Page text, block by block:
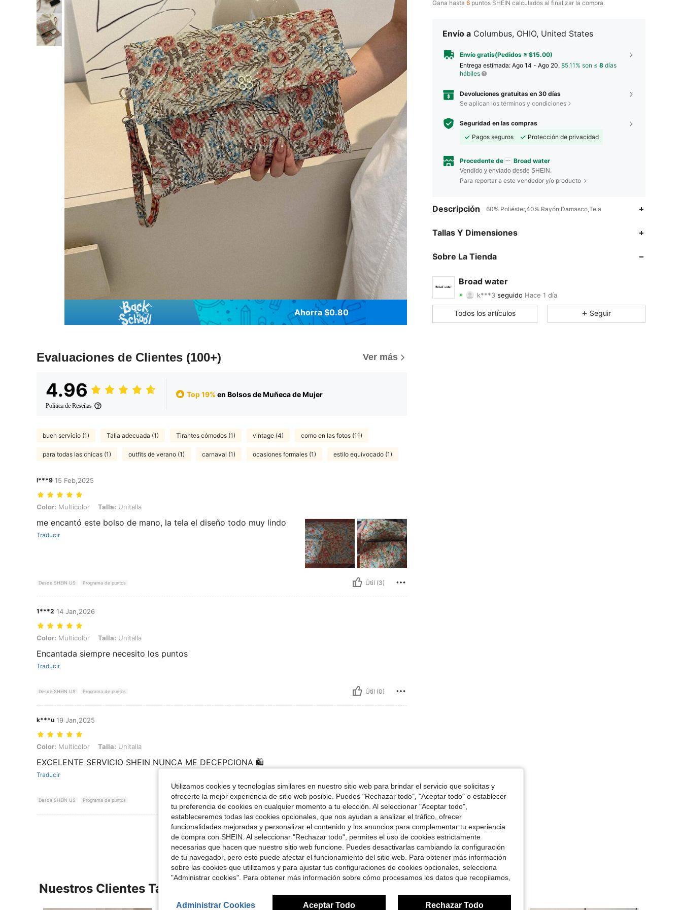
Ahorra $0.80
Evaluaciones de Clientes (100+) Ver más
4.96
Política de Reseñas
Top 19% en Bolsos de Muñeca de Mujer
buen servicio (1) Talla adecuada (1) Tirantes cómodos (1) vintage (4) como en las fotos (11)
para todas las chicas (1) outfits de verano (1) carnaval (1) ocasiones formales (1) estilo equivocado (1)
l***9 15 Feb,2025
Color: Multicolor, Talla: Unitalla
Color: Multicolor Talla: Unitalla
me encantó este bolso de mano, la tela el diseño todo muy lindo
Traducir
Desde SHEIN US Programa de puntos Útil (3)
1***2 14 Jan,2026
Color: Multicolor, Talla: Unitalla
Color: Multicolor Talla: Unitalla
Encantada siempre necesito los puntos
Traducir
Desde SHEIN US Programa de puntos Útil (0)
k***u 19 Jan,2025
Color: Multicolor, Talla: Unitalla
Color: Multicolor Talla: Unitalla
EXCELENTE SERVICIO SHEIN NUNCA ME DECEPCIONA 🛍️
Traducir
Desde SHEIN US Programa de puntos Útil (0)
Ver Más Reseñas
Gana hasta 6 puntos SHEIN calculados al finalizar la compra.
Envío a Columbus, OHIO, United States
Envío gratis(Pedidos ≥ $15.00)
Entrega estimada: Ago 14 - Ago 20, 85.11% son ≤ 8 días
hábiles
Devoluciones gratuitas en 30 días
Se aplican los términos y condiciones
Seguridad en las compras
Pagos seguros
Protección de privacidad
Procedente de Broad water
Vendido y enviado desde SHEIN.
Para reportar a este vendedor y/o producto
Descripción 60% Poliéster,40% Rayón,Damasco,Tela
Tallas Y Dimensiones
Sobre La Tienda
Broad water
k***3
4.87 Calificación 509Artículos
4.87
Todos los artículos Seguir
Nuestros Clientes También Vieron
Utilizamos cookies y tecnologías similares en nuestro sitio web para brindar el servicio que solicitas y
ofrecerte la mejor experiencia de sitio web posible. Puedes "Rechazar todo", "Aceptar todo" o establecer
tu preferencia de cookies en cualquier momento a tu elección. Al seleccionar "Aceptar todo",
estableceremos todas las cookies opcionales, que nos ayudan a analizar el tráfico, ofrecer
funcionalidades mejoradas y personalizar el contenido y los anuncios para complementar tu experiencia
de compra con SHEIN. Al seleccionar "Rechazar todo", permites el uso de cookies estrictamente
necesarias que hacen que nuestro sitio web funcione. Puedes desactivarlas cambiando la configuración
de tu navegador, pero esto puede afectar el funcionamiento del sitio web. Para obtener más información
sobre las cookies que utilizamos y para ajustar tus configuraciones de cookies opcionales, selecciona
"Administrar cookies". Para obtener más información sobre cómo procesamos los datos que recopilamos,
Administrar Cookies Aceptar Todo Rechazar Todo